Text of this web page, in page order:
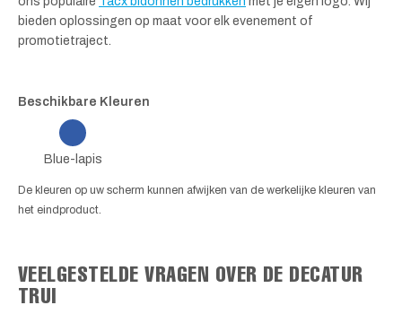
bieden oplossingen op maat voor elk evenement of
promotietraject.
Beschikbare Kleuren
Blue-lapis
De kleuren op uw scherm kunnen afwijken van de werkelijke kleuren van
het eindproduct.
VEELGESTELDE VRAGEN OVER DE DECATUR
TRUI